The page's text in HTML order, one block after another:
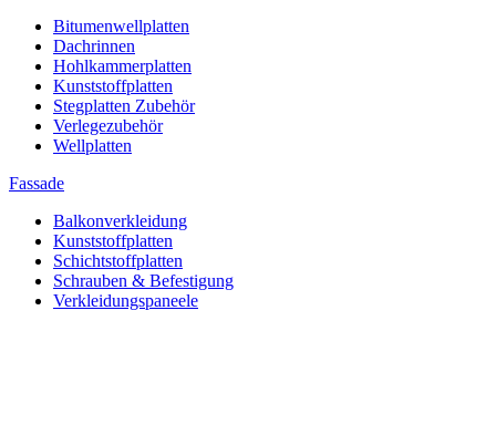
Bitumenwellplatten
Dachrinnen
Hohlkammerplatten
Kunststoffplatten
Stegplatten Zubehör
Verlegezubehör
Wellplatten
Fassade
Balkonverkleidung
Kunststoffplatten
Schichtstoffplatten
Schrauben & Befestigung
Verkleidungspaneele